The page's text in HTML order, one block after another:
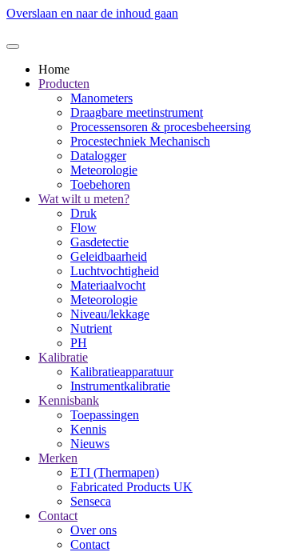
Overslaan en naar de inhoud gaan
Home
Producten
Manometers
Draagbare meetinstrument
Processensoren & procesbeheersing
Procestechniek Mechanisch
Datalogger
Meteorologie
Toebehoren
Wat wilt u meten?
Druk
Flow
Gasdetectie
Geleidbaarheid
Luchtvochtigheid
Materiaalvocht
Meteorologie
Niveau/lekkage
Nutrient
PH
Kalibratie
Kalibratieapparatuur
Instrumentkalibratie
Kennisbank
Toepassingen
Kennis
Nieuws
Merken
ETI (Thermapen)
Fabricated Products UK
Senseca
Contact
Over ons
Contact